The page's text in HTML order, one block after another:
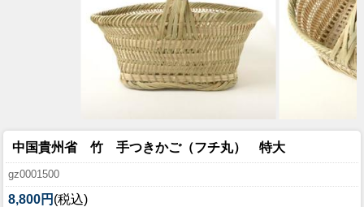
中国貴州省 竹 手つきかご（フチ丸） 特大
gz0001500
8,800円 (税込)